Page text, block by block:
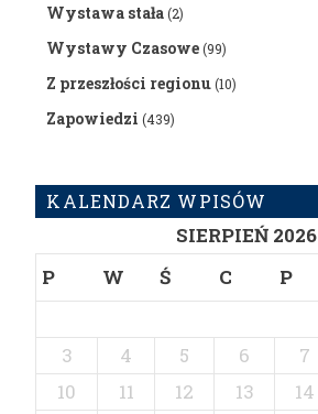
Wystawa stała(2)
Wystawy Czasowe(99)
Z przeszłości regionu(10)
Zapowiedzi (439)
KALENDARZ WPISÓW
SIERPIEŃ 2026
P
W Ś C P
3
4 5 6 7
10
11 12 13 14